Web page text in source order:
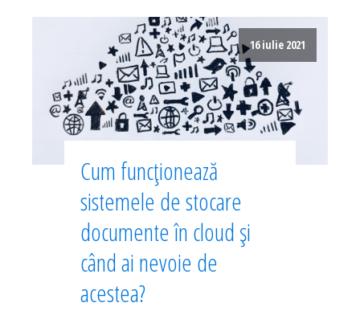
16 iulie 2021
Cum funcționează
sistemele de stocare
documente în cloud și
când ai nevoie de
acestea?